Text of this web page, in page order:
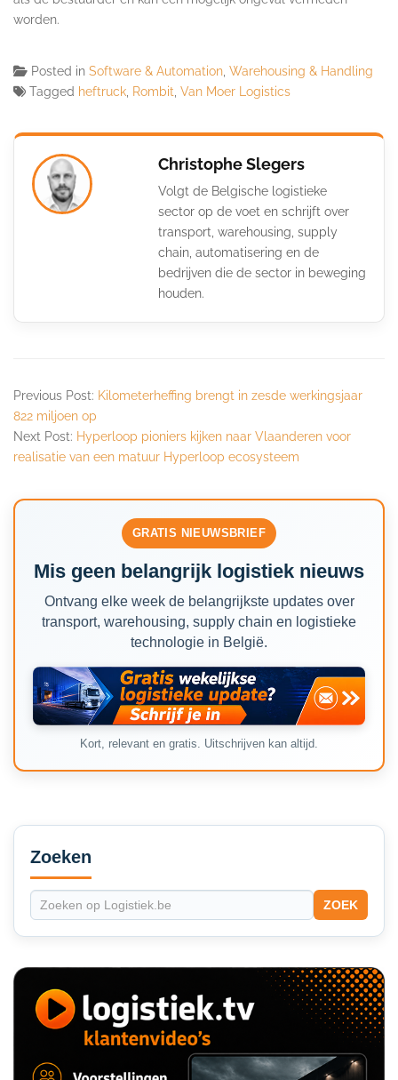
worden.
Posted in Software & Automation Warehousing & Handling
Tagged heftruck Rombit Van Moer Logistics
Christophe Slegers
Volgt de Belgische logistieke
sector op de voet en schrijft over
transport, warehousing, supply
chain, automatisering en de
bedrijven die de sector in beweging
houden.
Previous Post: Kilometerheffing brengt in zesde werkingsjaar
822 miljoen op
Next Post: Hyperloop pioniers kijken naar Vlaanderen voor
realisatie van een matuur Hyperloop ecosysteem
GRATIS NIEUWSBRIEF
Mis geen belangrijk logistiek nieuws
Ontvang elke week de belangrijkste updates over
transport, warehousing, supply chain en logistieke
technologie in België.
Kort, relevant en gratis. Uitschrijven kan altijd.
Secondary
Sidebar
Zoeken
ZOEK